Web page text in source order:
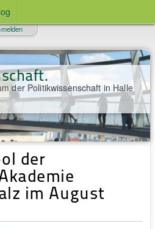
der Politikwissenschaft in Halle
der
im August